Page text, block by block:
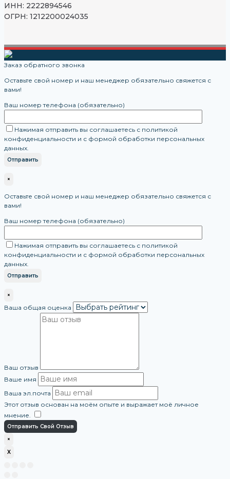
ИНН: 2222894546
ОГРН: 1212200024035
Заказ обратного звонка
Оставьте свой номер и наш менеджер обязательно свяжется с
вами!
Ваш номер телефона (обязательно)
Нажимая отправить вы соглашаетесь с политикой
конфиденциальности и с формой обработки персональных
данных.
×
Оставьте свой номер и наш менеджер обязательно свяжется с
вами!
Ваш номер телефона (обязательно)
Нажимая отправить вы соглашаетесь с политикой
конфиденциальности и с формой обработки персональных
данных.
×
Ваша общая оценка
Ваш отзыв
Ваше имя
Ваша эл.почта
Этот отзыв основан на моём опыте и выражает моё личное
мнение.
Отправить Свой Отзыв
×
X